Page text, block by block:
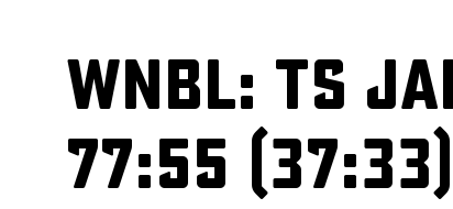
WNBL: TS
77:55 (37:33)